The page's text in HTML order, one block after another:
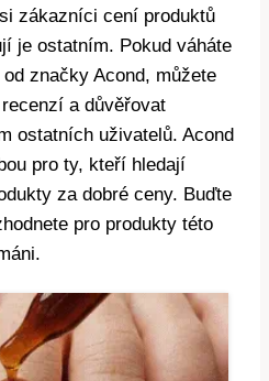
zákazníci cení produktů
je ostatním. Pokud váháte
značky Acond, můžete
a důvěřovat
ostatních uživatelů. Acond
pro ty, kteří hledají
za dobré ceny. Buďte
pro produkty této